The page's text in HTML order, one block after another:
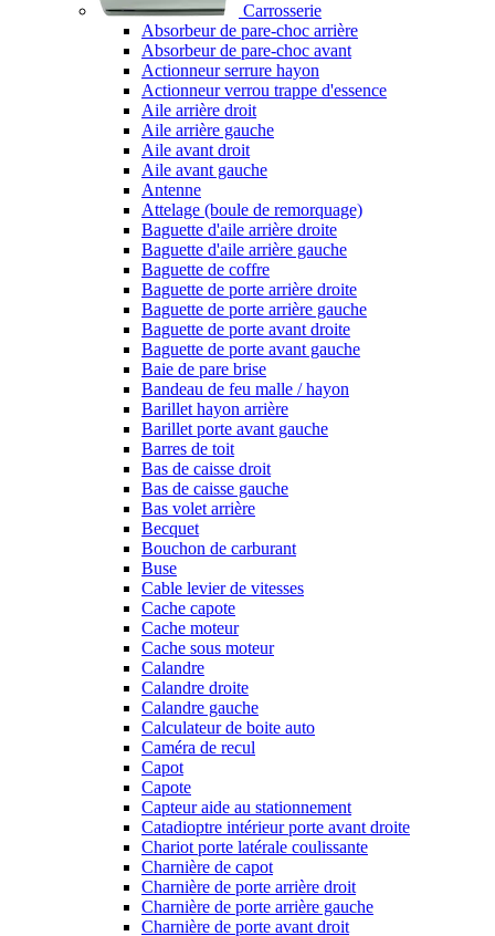
Carrosserie
Absorbeur de pare-choc arrière
Absorbeur de pare-choc avant
Actionneur serrure hayon
Actionneur verrou trappe d'essence
Aile arrière droit
Aile arrière gauche
Aile avant droit
Aile avant gauche
Antenne
Attelage (boule de remorquage)
Baguette d'aile arrière droite
Baguette d'aile arrière gauche
Baguette de coffre
Baguette de porte arrière droite
Baguette de porte arrière gauche
Baguette de porte avant droite
Baguette de porte avant gauche
Baie de pare brise
Bandeau de feu malle / hayon
Barillet hayon arrière
Barillet porte avant gauche
Barres de toit
Bas de caisse droit
Bas de caisse gauche
Bas volet arrière
Becquet
Bouchon de carburant
Buse
Cable levier de vitesses
Cache capote
Cache moteur
Cache sous moteur
Calandre
Calandre droite
Calandre gauche
Calculateur de boite auto
Caméra de recul
Capot
Capote
Capteur aide au stationnement
Catadioptre intérieur porte avant droite
Chariot porte latérale coulissante
Charnière de capot
Charnière de porte arrière droit
Charnière de porte arrière gauche
Charnière de porte avant droit